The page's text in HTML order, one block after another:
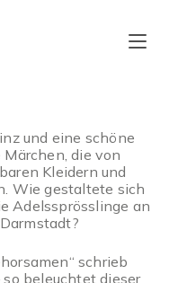
und eine schöne
die von
Kleidern und
Wie gestaltete sich
Adelssprösslinge an
schrieb
beleuchtet dieser